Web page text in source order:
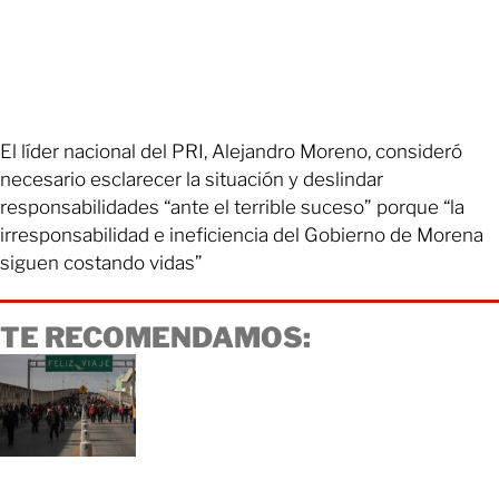
El líder nacional del PRI, Alejandro Moreno, consideró
necesario esclarecer la situación y deslindar
responsabilidades “ante el terrible suceso” porque “la
irresponsabilidad e ineficiencia del Gobierno de Morena
siguen costando vidas”
TE RECOMENDAMOS: